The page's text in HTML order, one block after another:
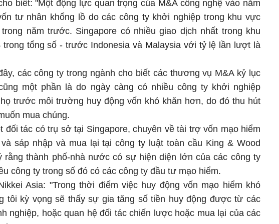
biết: "Một động lực quan trọng của M&A công nghệ vào năm
tư nhân khổng lồ do các công ty khởi nghiệp trong khu vực
năm trước. Singapore có nhiều giao dịch nhất trong khu
trong tổng số - trước Indonesia và Malaysia với tỷ lệ lần lượt là
các công ty trong ngành cho biết các thương vụ M&A kỷ lục
một phần là do ngày càng có nhiều công ty khởi nghiệp
trước môi trường huy động vốn khó khăn hơn, do đó thu hút
mua chúng.
đối tác có trụ sở tại Singapore, chuyên về tài trợ vốn mạo hiểm
sáp nhập và mua lại tại công ty luật toàn cầu King & Wood
rằng thành phố-nhà nước có sự hiện diện lớn của các công ty
công ty trong số đó có các công ty đầu tư mạo hiểm.
Asia: "Trong thời điểm việc huy động vốn mạo hiểm khó
tôi kỳ vọng sẽ thấy sự gia tăng số tiền huy động được từ các
nghiệp, hoặc quan hệ đối tác chiến lược hoặc mua lại của các